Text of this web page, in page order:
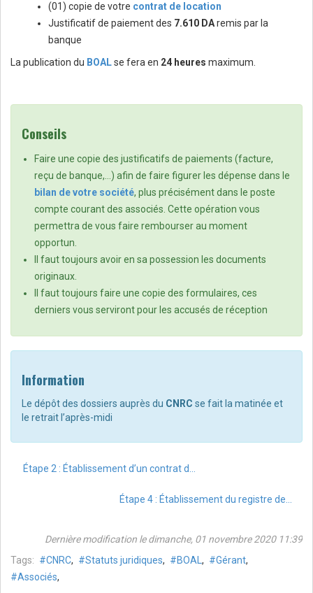
(01) copie de votre contrat de location
Justificatif de paiement des 7.610 DAremis par la
banque
La publication du BOALse fera en 24 heures maximum.
Conseils
Faire une copie des justificatifs de paiements (facture,
reçu de banque,…) afin de faire figurer les dépense dans le
bilan de votre société, plus précisément dans le poste
compte courant des associés. Cette opération vous
permettra de vous faire rembourser au moment
opportun.
Il faut toujours avoir en sa possession les documents
originaux.
Il faut toujours faire une copie des formulaires, ces
derniers vous serviront pour les accusés de réception
Information
Le dépôt des dossiers auprès du CNRC se fait la matinée et
le retrait l’après-midi
Étape 2 : Établissement d’un contrat de location auprès d’un notaire (domiciliation)
Étape 4 : Établissement du registre de commerce auprès du CNRC
Dernière modification le dimanche, 01 novembre 2020 11:39
Tags:
CNRC, Statuts juridiques, BOAL , Gérant,
Associés,